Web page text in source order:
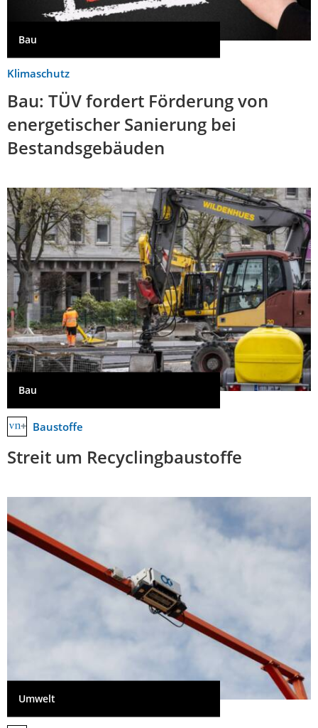
Bau
Klimaschutz
Bau: TÜV fordert Förderung von
energetischer Sanierung bei
Bestandsgebäuden
Bau
Baustoffe
Streit um Recyclingbaustoffe
Umwelt